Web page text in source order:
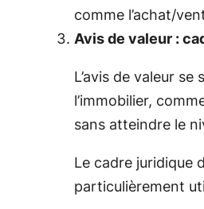
comme l’achat/
Avis de valeur :
L’avis de valeur
l’immobilier,
sans atteindre le
Le cadre juridique
particulièrement